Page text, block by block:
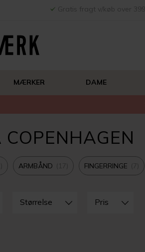
MÆRKER DAME
ARMBÅND FINGERRINGE
Størrelse Pris